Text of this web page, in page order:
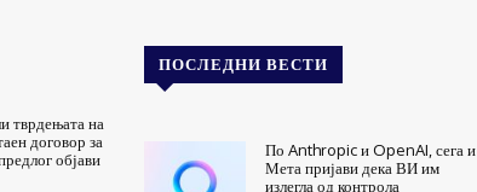
тврдењата на
договор за
објави
ПОСЛЕДНИ ВЕСТИ
По Anthropic и OpenAI, сега и
Мета пријави дека ВИ им
излегла од контрола